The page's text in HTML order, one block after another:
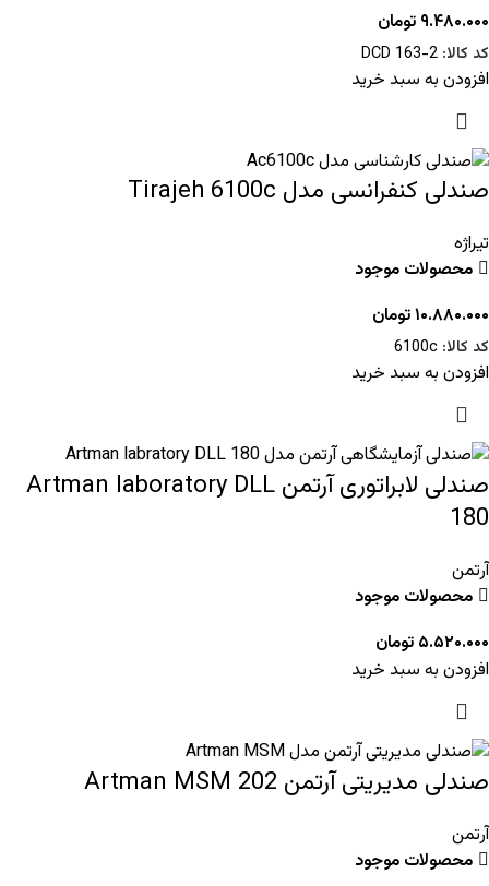
۹.۴۸۰.۰۰۰ تومان
کد کالا: DCD 163-2
افزودن به سبد خرید
صندلی کنفرانسی مدل Tirajeh 6100c
تیراژه
محصولات موجود
۱۰.۸۸۰.۰۰۰تومان
کد کالا: 6100c
افزودن به سبد خرید
صندلی لابراتوری آرتمن Artman laboratory DLL
180
آرتمن
محصولات موجود
۵.۵۲۰.۰۰۰ تومان
افزودن به سبد خرید
صندلی مدیریتی آرتمن Artman MSM 202
آرتمن
محصولات موجود